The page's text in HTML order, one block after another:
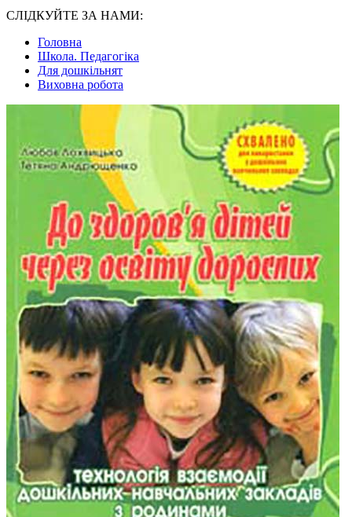
СЛІДКУЙТЕ ЗА НАМИ:
Головна
Школа. Педагогіка
Для дошкільнят
Виховна робота